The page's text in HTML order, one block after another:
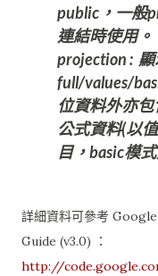
public，一般
連結時使用。
projection :
full/values/
位資料外亦
公式資料(以
目，basic模
詳細資料可參考
Guide (v3.0) ：
http://